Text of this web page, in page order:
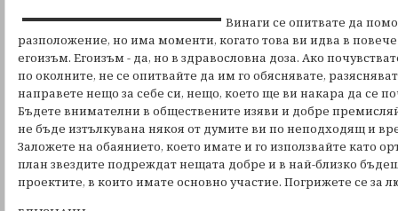
Винаги се опитвате да
разположение, но има моменти, когато това ви идва в
егоизъм. Егоизъм - да, но в здравословна доза. Ако
по околните, не се опитвайте да им го обяснявате,
направете нещо за себе си, нещо, което ще ви накара да се
Бъдете внимателни в обществените изяви и добре
не бъде изтълкувана някоя от думите ви по неподходящ и
Заложете на обаянието, което имате и го използвайте като
план звездите подреждат нещата добре и в най-близко
проектите, в които имате основно участие. Погрижете се за